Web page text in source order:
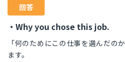
回答
・Why you chose this job.
「何のためにこの仕事を選んだの
ます。